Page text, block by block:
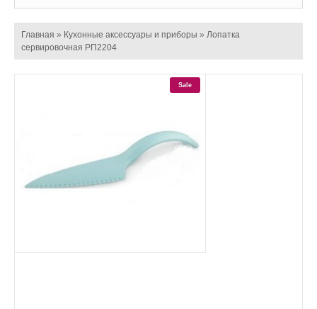
Главная » Кухонные аксессуары и приборы » Лопатка
сервировочная РП2204
Sale